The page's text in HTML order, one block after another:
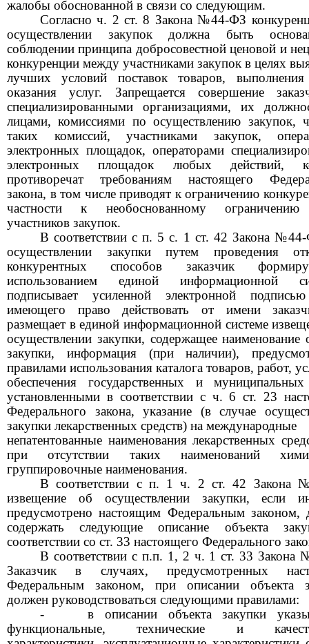
жалобы обоснованной в связи со следующим.
Согласно ч. 2ст.8 Закона №44-ФЗ
осуществлении закупок должна быть
соблюдении принципа добросовестной ценовой и
конкуренции между участниками закупок в целях
лучших условий поставок товаров, выполнения
оказания услуг. Запрещается совершение
специализированными организациями, их
лицами, комиссиями по осуществлению закупок,
таких комиссий, участниками закупок,
электронных площадок, операторами
электронных площадок любых действий,
противоречат требованиям настоящего
закона, в том числе приводят к ограничению
частности к необоснованному ограничению
участников закупок.
В соответствии с п. 5с. 1 ст. 42 Закона
осуществлении закупки путем проведения
конкурентных способов заказчик
использованием единой информационной
подписывает усиленной электронной
имеющего право действовать от имени
размещает в единой информационной системе
осуществлении закупки, содержащее наименование
закупки, информация (при наличии),
правилами использования каталога товаров, работ,
обеспечения государственных и
установленными в соответствии с ч.6ст.23
Федерального закона, указание (в случае
закупки лекарственных средств) на международные
непатентованные наименования лекарственных
при отсутствии таких наименований
группировочные наименования.
В соответствии с п. 1ч. 2 ст.42 Закона
извещение об осуществлении закупки, если
предусмотрено настоящим Федеральным законом,
содержать следующие описание объекта
соответствии со ст. 33 настоящего Федерального
В соответствии с п.п. 1, 2 ч. 1ст. 33 Закона
Заказчик в случаях, предусмотренных
Федеральным законом, при описании объекта
должен руководствоваться следующими правилами:
-
в описании объекта закупки
функциональные, технические и